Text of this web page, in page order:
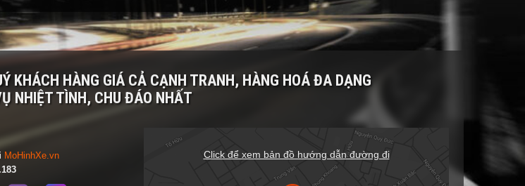
KHÁCH HÀNG GIÁ CẢ CẠNH TRANH, HÀNG HOÁ ĐA DẠNG
NHIỆT TÌNH, CHU ĐÁO NHẤT
MoHinhXe.vn
Click để xem bản đồ hướng dẫn đường đi